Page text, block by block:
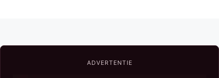
ADVERTENTIE